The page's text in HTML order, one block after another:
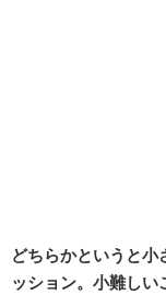
どちらかというと
ッション。小難し